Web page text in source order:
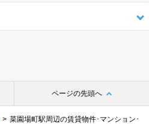
ページの先頭へ
菜園場町駅周辺の賃貸物件･マンション･